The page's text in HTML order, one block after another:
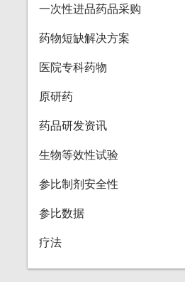
一次性进品药品采购
药物短缺解决方案
医院专科药物
原研药
药品研发资讯
生物等效性试验
参比制剂安全性
参比数据
疗法